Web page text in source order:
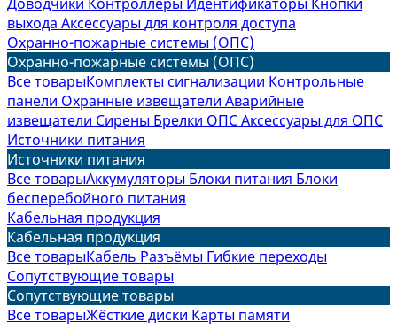
выхода Аксессуары для контроля доступа
Охранно-пожарные системы (ОПС)
Охранно-пожарные системы (ОПС)
Все товарыКомплекты сигнализации Контрольные
панели Охранные извещатели Аварийные
извещатели Сирены Брелки ОПСАксессуары для ОПС
Источники питания
Источники питания
Все товарыАккумуляторы Блоки питания Блоки
бесперебойного питания
Кабельная продукция
Кабельная продукция
Все товарыКабель Разъёмы Гибкие переходы
Сопутствующие товары
Сопутствующие товары
Все товарыЖёсткие диски Карты памяти